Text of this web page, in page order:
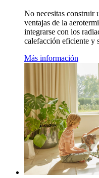
No necesitas construir
ventajas de la
integrarse con los
calefacción eficiente y
Más información